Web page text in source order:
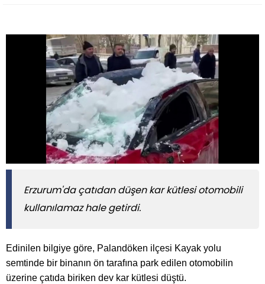
Erzurum'da çatıdan düşen kar kütlesi otomobili
kullanılamaz hale getirdi.
Edinilen bilgiye göre, Palandöken ilçesi Kayak yolu
semtinde bir binanın ön tarafına park edilen otomobilin
üzerine çatıda biriken dev kar kütlesi düştü.